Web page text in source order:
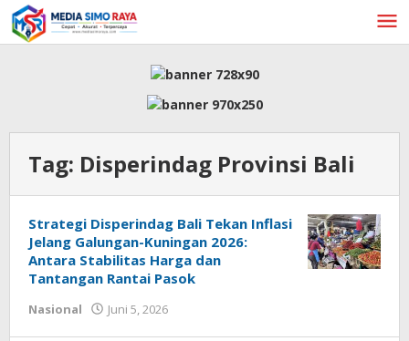
Lewati
ke
konten
Tag: Disperindag Provinsi Bali
Strategi Disperindag Bali Tekan Inflasi
Jelang Galungan-Kuningan 2026:
Antara Stabilitas Harga dan
Tantangan Rantai Pasok
Nasional Juni 5, 2026